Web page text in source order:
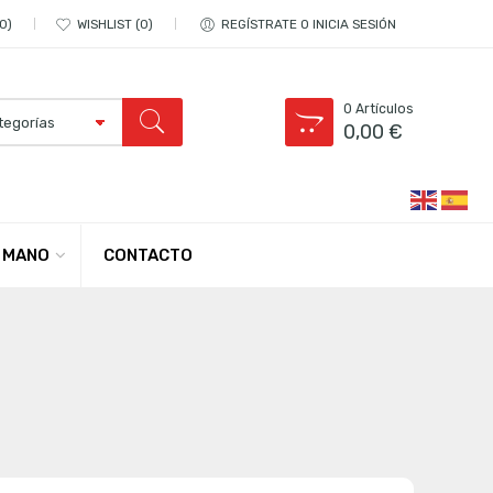
0 WISHLIST 0 REGÍSTRATE O INICIA SESIÓN
0 Artículos
0,00€
CONTACTO